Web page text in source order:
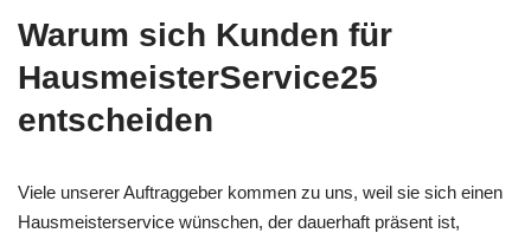
Warum sich Kunden für
HausmeisterService25
entscheiden
Viele unserer Auftraggeber kommen zu uns, weil sie sich einen
Hausmeisterservice wünschen, der dauerhaft präsent ist,